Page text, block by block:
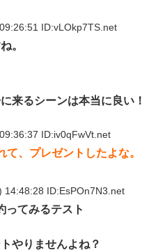
ID:vLOkp7TS.net
。
来るシーンは本当に良い！
ID:iv0qFwVt.net
、プレゼントしたよな。
14:48:28 ID:EsPOn7N3.net
ってみるテスト
やりませんよね？